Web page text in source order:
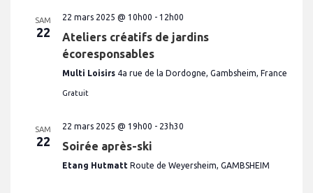
SAM
22
22 mars 2025 @ 10h00 - 12h00
Ateliers créatifs de jardins
écoresponsables
Multi Loisirs 4a rue de la Dordogne, Gambsheim, France
Gratuit
SAM
22
22 mars 2025 @ 19h00 - 23h30
Soirée après-ski
Etang Hutmatt Route de Weyersheim, GAMBSHEIM